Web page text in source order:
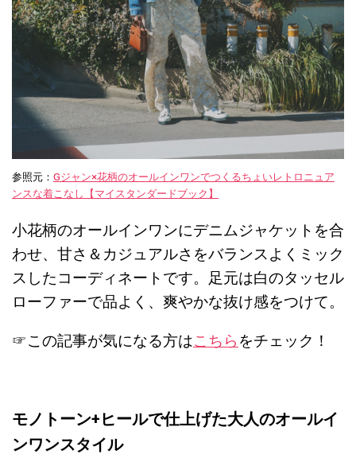
参照元： Gジャン×花柄のオールインワンでつくるちょいレトロニュア
ンスな着こなし【マイスタンダードブック】
小花柄のオールインワンにデニムジャケットを合
わせ、甘さ＆カジュアルさをバランスよくミック
スしたコーディネートです。足元は白のタッセル
ローファーで品よく、爽やかな抜け感をつけて。
☞この記事が気になる方はこちらをチェック！
モノトーン+ヒールで仕上げた大人のオールイ
ンワンスタイル